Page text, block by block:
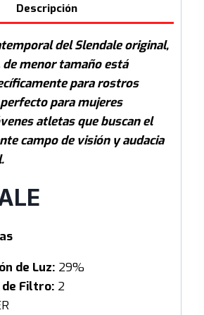
Descripción
del Slendale original,
de menor tamaño está
para rostros
para mujeres
atletas que buscan el
campo de visión y audacia
de Luz:29%
Filtro:2